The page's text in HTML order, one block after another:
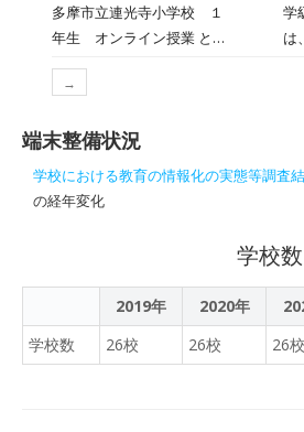
す
ま
生
も
部
で
た
子
面
達
ま
育
菜
級
ウ
い
い
工
は
ロ
生
そ
て
た
多摩市立連光寺小学校 １
年生 オンライン授業 と
年12月21日
学
は
ら
る
感
の
近
→
端末整備状況
学校における教育の情報化の実態等調査
の経年変化
学校数
2019年 2020年
学校数
26校 26校 26校